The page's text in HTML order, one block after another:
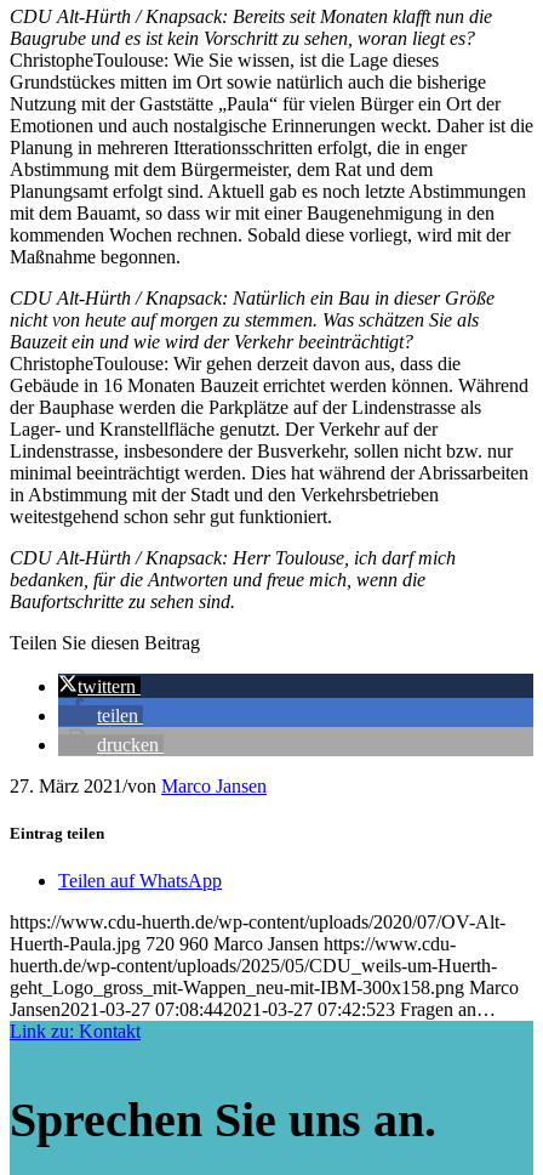
CDU Alt-Hürth / Knapsack: Bereits seit Monaten klafft nun die
Baugrube und es ist kein Vorschritt zu sehen, woran liegt es?
ChristopheToulouse: Wie Sie wissen, ist die Lage dieses
Grundstückes mitten im Ort sowie natürlich auch die bisherige
Nutzung mit der Gaststätte „Paula“ für vielen Bürger ein Ort der
Emotionen und auch nostalgische Erinnerungen weckt. Daher ist die
Planung in mehreren Itterationsschritten erfolgt, die in enger
Abstimmung mit dem Bürgermeister, dem Rat und dem
Planungsamt erfolgt sind. Aktuell gab es noch letzte Abstimmungen
mit dem Bauamt, so dass wir mit einer Baugenehmigung in den
kommenden Wochen rechnen. Sobald diese vorliegt, wird mit der
Maßnahme begonnen.
CDU Alt-Hürth / Knapsack: Natürlich ein Bau in dieser Größe
nicht von heute auf morgen zu stemmen. Was schätzen Sie als
Bauzeit ein und wie wird der Verkehr beeinträchtigt?
ChristopheToulouse: Wir gehen derzeit davon aus, dass die
Gebäude in 16 Monaten Bauzeit errichtet werden können. Während
der Bauphase werden die Parkplätze auf der Lindenstrasse als
Lager- und Kranstellfläche genutzt. Der Verkehr auf der
Lindenstrasse, insbesondere der Busverkehr, sollen nicht bzw. nur
minimal beeinträchtigt werden. Dies hat während der Abrissarbeiten
in Abstimmung mit der Stadt und den Verkehrsbetrieben
weitestgehend schon sehr gut funktioniert.
CDU Alt-Hürth / Knapsack: Herr Toulouse, ich darf mich
bedanken, für die Antworten und freue mich, wenn die
Baufortschritte zu sehen sind.
Teilen Sie diesen Beitrag
twittern
teilen
drucken
27. März 2021/von Marco Jansen
Eintrag teilen
Teilen auf WhatsApp
https://www.cdu-huerth.de/wp-content/uploads/2020/07/OV-Alt-
Huerth-Paula.jpg 720 960 Marco Jansen https://www.cdu-
huerth.de/wp-content/uploads/2025/05/CDU_weils-um-Huerth-
geht_Logo_gross_mit-Wappen_neu-mit-IBM-300x158.png Marco
Jansen2021-03-27 07:08:442021-03-27 07:42:523 Fragen an…
Link zu: Kontakt
Sprechen Sie uns an.